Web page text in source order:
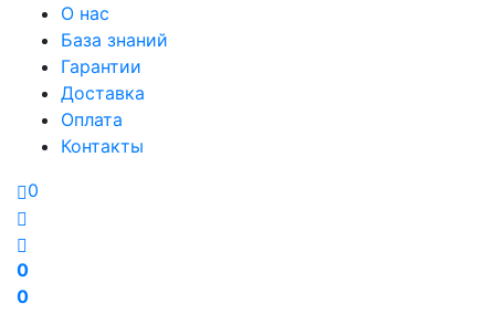
О нас
База знаний
Гарантии
Доставка
Оплата
Контакты
0
0
0